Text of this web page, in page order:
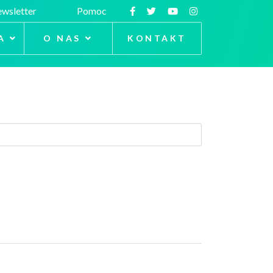
Pomoc
O NAS KONTAKT